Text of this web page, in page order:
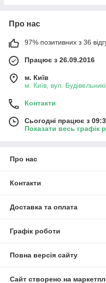
Про нас
97% позитивних з 36
Працює з 26.09.2016
м. Київ
м. Київ, вул.
Контакти
Сьогодні працює з
Показати весь графік
Про нас
Контакти
Доставка та оплата
Графік роботи
Повна версія сайту
Сайт створено на